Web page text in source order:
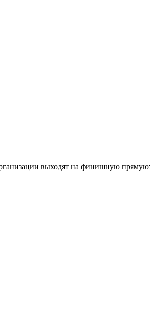
выходят на финишную прямую: